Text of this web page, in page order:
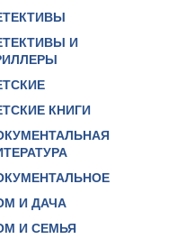
И
КНИГИ
И ДАЧА
И СЕМЬЯ